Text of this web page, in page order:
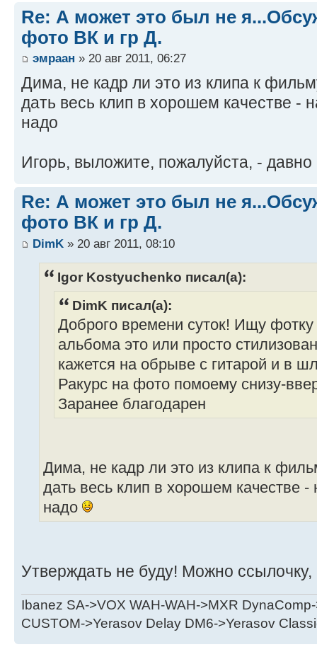
Re: А может это был не
фото ВК и гр Д.
эмраан » 20 авг 2011, 06:27
Дима, не кадр ли это из клипа к
дать весь клип в хорошем качестве -
надо
Игорь, выложите, пожалуйста, - давно
Re: А может это был не
фото ВК и гр Д.
DimK » 20 авг 2011, 08:10
Igor Kostyuchenko писал(а):
DimK писал(а):
Доброго времени суток! Ищу
альбома это или просто
кажется на обрыве с гитарой и в
Ракурс на фото помоему снизу-
Заранее благодарен
Дима, не кадр ли это из клипа к
дать весь клип в хорошем качестве
надо
Утверждать не буду! Можно
Ibanez SA->VOX WAH-WAH->MXR
CUSTOM->Yerasov Delay DM6->Yerasov